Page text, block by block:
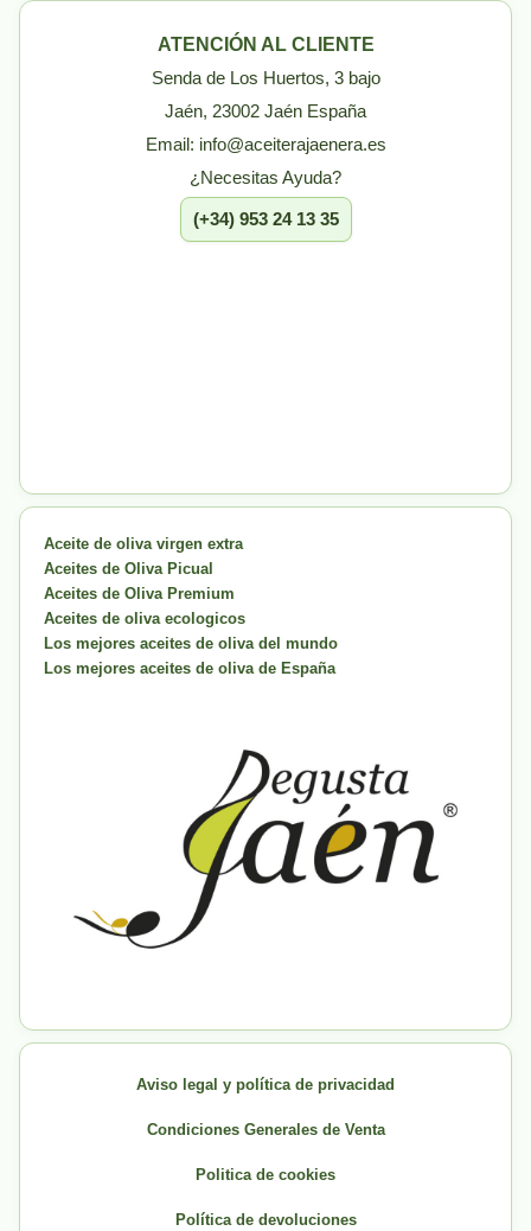
ATENCIÓN AL CLIENTE
Senda de Los Huertos, 3 bajo
Jaén, 23002 Jaén España
Email: info@aceiterajaenera.es
¿Necesitas Ayuda?
(+34) 953 24 13 35
Aceite de oliva virgen extra
Aceites de Oliva Picual
Aceites de Oliva Premium
Aceites de oliva ecologicos
Los mejores aceites de oliva del mundo
Los mejores aceites de oliva de España
Aviso legal y política de privacidad
Condiciones Generales de Venta
Politica de cookies
Política de devoluciones